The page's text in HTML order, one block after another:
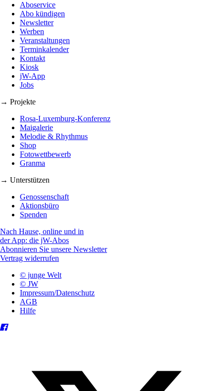
Aboservice
Abo kündigen
Newsletter
Werben
Veranstaltungen
Terminkalender
Kontakt
Kiosk
jW-App
Jobs
→ Projekte
Rosa-Luxemburg-Konferenz
Maigalerie
Melodie & Rhythmus
Shop
Fotowettbewerb
Granma
→ Unterstützen
Genossenschaft
Aktionsbüro
Spenden
Nach Hause, online und in
der App: die jW-Abos
Abonnieren Sie unsere Newsletter
Vertrag widerrufen
© junge Welt
© JW
Impressum/Datenschutz
AGB
Hilfe